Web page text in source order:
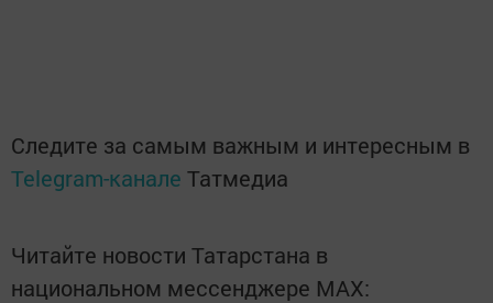
Следите за самым важным и интересным в
Telegram-канале Татмедиа
Читайте новости Татарстана в
национальном мессенджере MАХ: